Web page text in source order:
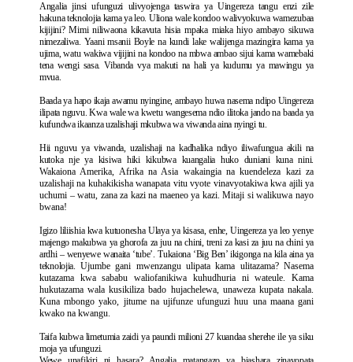
Angalia jinsi ufunguzi ulivyojenga taswira ya Uingereza tangu enzi zile
hakuna teknolojia kama ya leo. Uliona wale kondoo walivyokuwa wamezubaa
kijijini? Mimi niliwaona kikavuta hisia mpaka miaka hiyo ambayo sikuwa
nimezaliwa. Yaani msanii Boyle na kundi lake walijenga mazingira kama ya
ujima, watu wakiwa vijijini na kondoo na mbwa ambao sijui kama wamebaki
tena wengi sasa. Vibanda vya makuti na hali ya kudumu ya mawingu ya
mvua.
Baada ya hapo ikaja awamu nyingine, ambayo huwa nasema ndipo Uingereza
ilipata nguvu. Kwa wale wa kwetu wangesema ndio ilitoka jando na baada ya
kufundwa ikaanza uzalishaji mkubwa wa viwanda aina nyingi tu.
Hii nguvu ya viwanda, uzalishaji na kadhalika ndiyo iliwafungua akili na
kutoka nje ya kisiwa hiki kikubwa kuangalia huko duniani kuna nini.
Wakaiona Amerika, Afrika na Asia wakaingia na kuendeleza kazi za
uzalishaji na kuhakikisha wanapata vitu vyote vinavyotakiwa kwa ajili ya
uchumi – watu, zana za kazi na maeneo ya kazi. Mitaji si walikuwa nayo
bwana!
Igizo liliishia kwa kutuonesha Ulaya ya kisasa, enhe, Uingereza ya leo yenye
majengo makubwa ya ghorofa za juu na chini, treni za kasi za juu na chini ya
ardhi – wenyewe wanaita ‘tube’. Tukaiona ‘Big Ben’ ikigonga na kila aina ya
teknolojia. Ujumbe gani mwenzangu ulipata kama ulitazama? Nasema
kutazama kwa sababu waliofanikiwa kuhudhuria ni wateule. Kama
hukutazama wala kusikiliza bado hujachelewa, unaweza kupata nakala.
Kuna mbongo yako, jitume na ujifunze ufunguzi huu una maana gani
kwako na kwangu.
Taifa kubwa limetumia zaidi ya paundi milioni 27 kuandaa sherehe ile ya siku
moja ya ufunguzi.